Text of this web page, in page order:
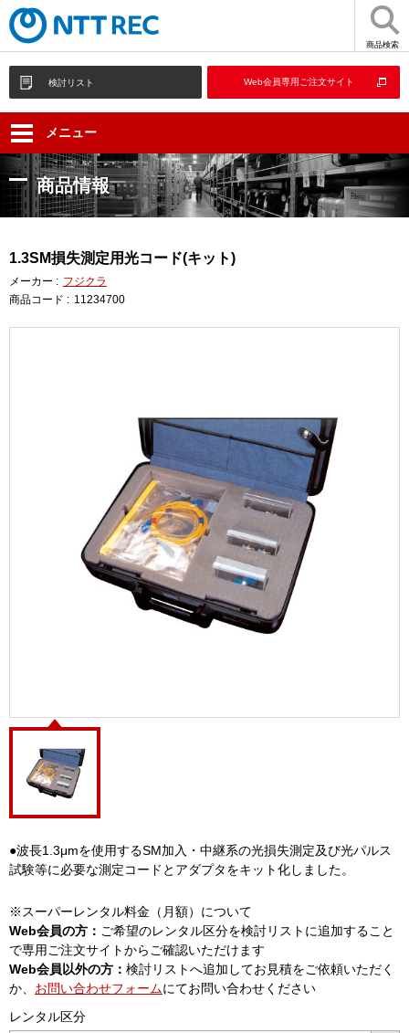
商品検索
検討リスト Web会員専用ご注文サイト
メニュー
商品情報
1.3SM損失測定用光コード(キット)
メーカー : フジクラ
商品コード : 11234700
●波長1.3μmを使用するSM加入・中継系の光損失測定及び光パルス
試験等に必要な測定コードとアダプタをキット化しました。
※スーパーレンタル料金（月額）について
Web会員の方： ご希望のレンタル区分を検討リストに追加すること
で専用ご注文サイトからご確認いただけます
Web会員以外の方： 検討リストへ追加してお見積をご依頼いただく
か、 お問い合わせフォームにてお問い合わせください
レンタル区分